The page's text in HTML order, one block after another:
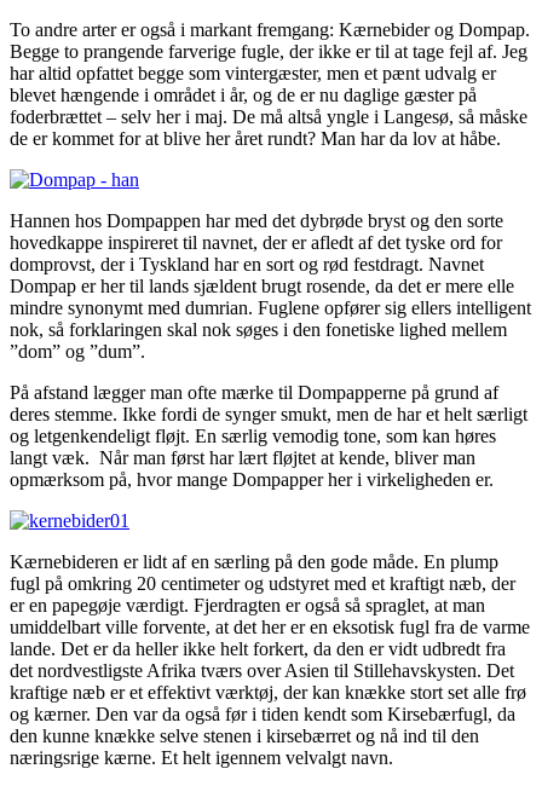
To andre arter er også i markant fremgang: Kærnebider og Dompap.
Begge to prangende farverige fugle, der ikke er til at tage fejl af. Jeg
har altid opfattet begge som vintergæster, men et pænt udvalg er
blevet hængende i området i år, og de er nu daglige gæster på
foderbrættet – selv her i maj. De må altså yngle i Langesø, så måske
de er kommet for at blive her året rundt? Man har da lov at håbe.
Hannen hos Dompappen har med det dybrøde bryst og den sorte
hovedkappe inspireret til navnet, der er afledt af det tyske ord for
domprovst, der i Tyskland har en sort og rød festdragt. Navnet
Dompap er her til lands sjældent brugt rosende, da det er mere elle
mindre synonymt med dumrian. Fuglene opfører sig ellers intelligent
nok, så forklaringen skal nok søges i den fonetiske lighed mellem
”dom” og ”dum”.
På afstand lægger man ofte mærke til Dompapperne på grund af
deres stemme. Ikke fordi de synger smukt, men de har et helt særligt
og letgenkendeligt fløjt. En særlig vemodig tone, som kan høres
langt væk. Når man først har lært fløjtet at kende, bliver man
opmærksom på, hvor mange Dompapper her i virkeligheden er.
Kærnebideren er lidt af en særling på den gode måde. En plump
fugl på omkring 20 centimeter og udstyret med et kraftigt næb, der
er en papegøje værdigt. Fjerdragten er også så spraglet, at man
umiddelbart ville forvente, at det her er en eksotisk fugl fra de varme
lande. Det er da heller ikke helt forkert, da den er vidt udbredt fra
det nordvestligste Afrika tværs over Asien til Stillehavskysten. Det
kraftige næb er et effektivt værktøj, der kan knække stort set alle frø
og kærner. Den var da også før i tiden kendt som Kirsebærfugl, da
den kunne knække selve stenen i kirsebærret og nå ind til den
næringsrige kærne. Et helt igennem velvalgt navn.